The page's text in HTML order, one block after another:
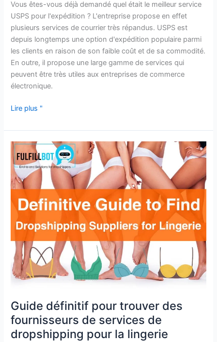
Vous êtes-vous déjà demandé quel était le meilleur service
USPS pour l'expédition ? L'entreprise propose en effet
plusieurs services de courrier très répandus. USPS est
depuis longtemps une option d'expédition populaire parmi
les clients en raison de son faible coût et de sa commodité.
En outre, il propose une large gamme de services qui
peuvent être très utiles aux entreprises de commerce
électronique.
Lire plus "
Guide définitif pour trouver des
fournisseurs de services de
dropshipping pour la lingerie
Guide
définitif
pour
trouver
fournisseurs
de
services
de
dropshipping
pour
la